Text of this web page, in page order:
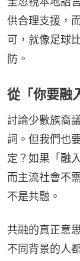
供合理支援，
可，就像足球
防。
從「你要融
討論少數族裔
詞。但我們也
定？如果「融
而主流社會不
不是共融。
共融的真正意
不同背景的人